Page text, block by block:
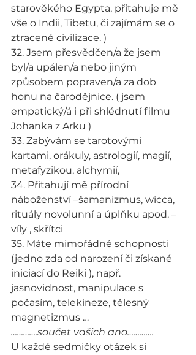
starověkého Egypta, přitahuje mě
vše o Indii, Tibetu, či zajímám se o
ztracené civilizace. )
32. Jsem přesvědčen/a že jsem
byl/a upálen/a nebo jiným
způsobem popraven/a za dob
honu na čarodějnice. ( jsem
empatický/á i při shlédnutí filmu
Johanka z Arku )
33. Zabývám se tarotovými
kartami, orákuly, astrologií, magií,
metafyzikou, alchymií,
34. Přitahují mě přírodní
náboženství –šamanizmus, wicca,
rituály novolunní a úplňku apod. –
víly , skřítci
35. Máte mimořádné schopnosti
(jedno zda od narození či získané
iniciací do Reiki ), např.
jasnovidnost, manipulace s
počasím, telekineze, tělesný
magnetizmus …
………….součet vašich ano………….
U každé sedmičky otázek si